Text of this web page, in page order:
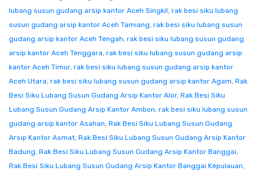
lubang susun gudang arsip kantor Aceh Singkil, rak besi siku lubang
susun gudang arsip kantor Aceh Tamiang, rak besi siku lubang susun
gudang arsip kantor Aceh Tengah, rak besi siku lubang susun gudang
arsip kantor Aceh Tenggara, rak besi siku lubang susun gudang arsip
kantor Aceh Timur, rak besi siku lubang susun gudang arsip kantor
Aceh Utara, rak besi siku lubang susun gudang arsip kantor Agam, Rak
Besi Siku Lubang Susun Gudang Arsip Kantor Alor, Rak Besi Siku
Lubang Susun Gudang Arsip Kantor Ambon, rak besi siku lubang susun
gudang arsip kantor Asahan, Rak Besi Siku Lubang Susun Gudang
Arsip Kantor Asmat, Rak Besi Siku Lubang Susun Gudang Arsip Kantor
Badung, Rak Besi Siku Lubang Susun Gudang Arsip Kantor Banggai,
Rak Besi Siku Lubang Susun Gudang Arsip Kantor Banggai Kepulauan,